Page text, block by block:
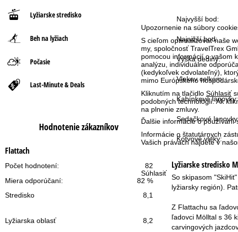
Upozornenie na súbory
S cieľom optimalizovať naše
my, spoločnosť TravelTrex
pomocou informácií o vašom
analýzu, individuálne
(kedykoľvek odvolateľný),
mimo Európskeho
Kliknutím na tlačidlo Súhlasiť
podobných technológií. Ak
na plnenie zmluvy.
Ďalšie informácie o používaní
Informácie o štatutárnych
Vašich právach nájdete v
Súhlasiť
Lyžiarske stredisko
Beh na lyžiach
Počasie
Last-Minute & Deals
Hodnotenie zákazníkov
Flattach
82
Počet hodnotení:
82 %
Miera odporúčaní:
Stredisko
8,1
Lyžiarska oblasť 8,2
n
á
s
t
r
á
n
a
Najvyšší bod:
Najnižší bod:
Výška dediny:
Vlekov celkom:
Kabínkové lanovky:
Sedačkové
Kotvové vleky:
Lyžiarske stredisko
So skipasom
lyžiarsky región).
Z Flattachu sa
ľadovci Mölltal s 36
carvingových